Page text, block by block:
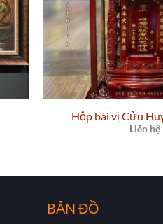
Hộp bài vị Cửu
Liên hệ
BẢN ĐỒ